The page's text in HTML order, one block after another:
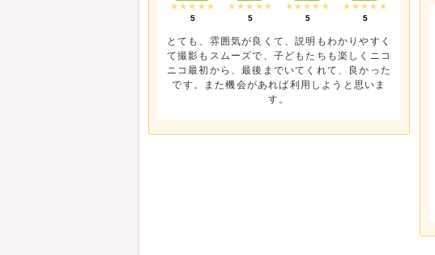
★★★★★
5
★★★★★
5
★★★★★
5
★★★★★
5
とても、雰囲気が良くて、説明もわかりやすく
て撮影もスムーズで、子どもたちも楽しくニコ
ニコ最初から、最後までいてくれて、良かった
です。また機会があれば利用しようと思いま
す。